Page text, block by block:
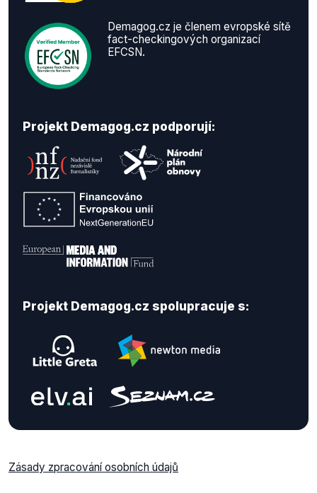
Demagog.cz je členem evropské sítě
fact-checkingových organizací
EFCSN.
Projekt Demagog.cz podporují:
Projekt Demagog.cz spolupracuje s:
Zásady zpracování osobních údajů